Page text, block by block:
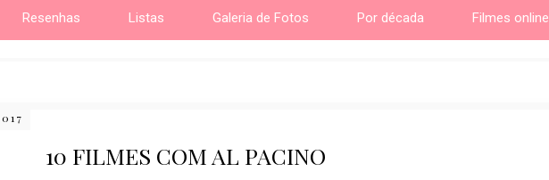
Resenhas Listas Galeria de Fotos Por década Filmes online
10 FILMES COM AL PACINO